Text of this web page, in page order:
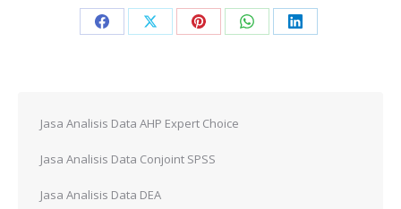
Share
Share
Share
Share
Share
Jasa Analisis Data AHP Expert Choice
Jasa Analisis Data Conjoint SPSS
Jasa Analisis Data DEA